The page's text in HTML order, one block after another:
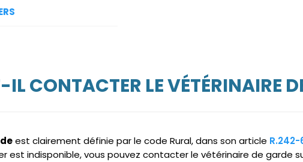
IL CONTACTER LE VÉTÉRINAIRE
est clairement définie par le code Rural, dans son article R.242-
indisponible, vous pouvez contacter le vétérinaire de garde sur